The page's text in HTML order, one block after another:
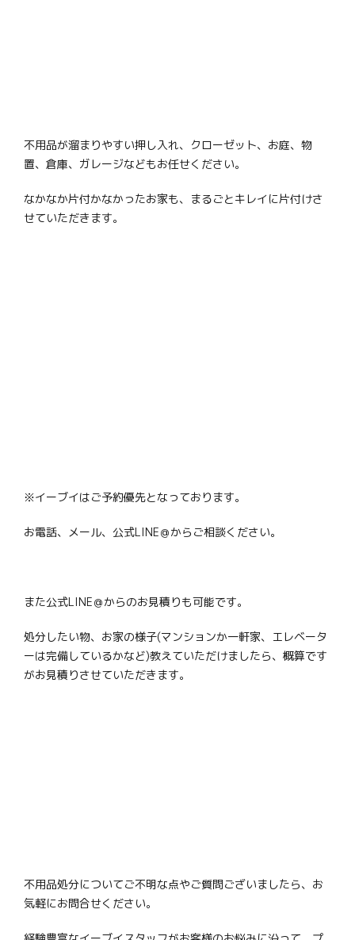
不用品が溜まりやすい押し入れ、クローゼット、お庭、物
置、倉庫、ガレージなどもお任せください。
なかなか片付かなかったお家も、まるごとキレイに片付けさ
せていただきます。
※イーブイはご予約優先となっております。
お電話、メール、公式LINE＠からご相談ください。
また公式LINE＠からのお見積りも可能です。
処分したい物、お家の様子(マンションか一軒家、エレベータ
ーは完備しているかなど)教えていただけましたら、概算です
がお見積りさせていただきます。
不用品処分についてご不明な点やご質問ございましたら、お
気軽にお問合せください。